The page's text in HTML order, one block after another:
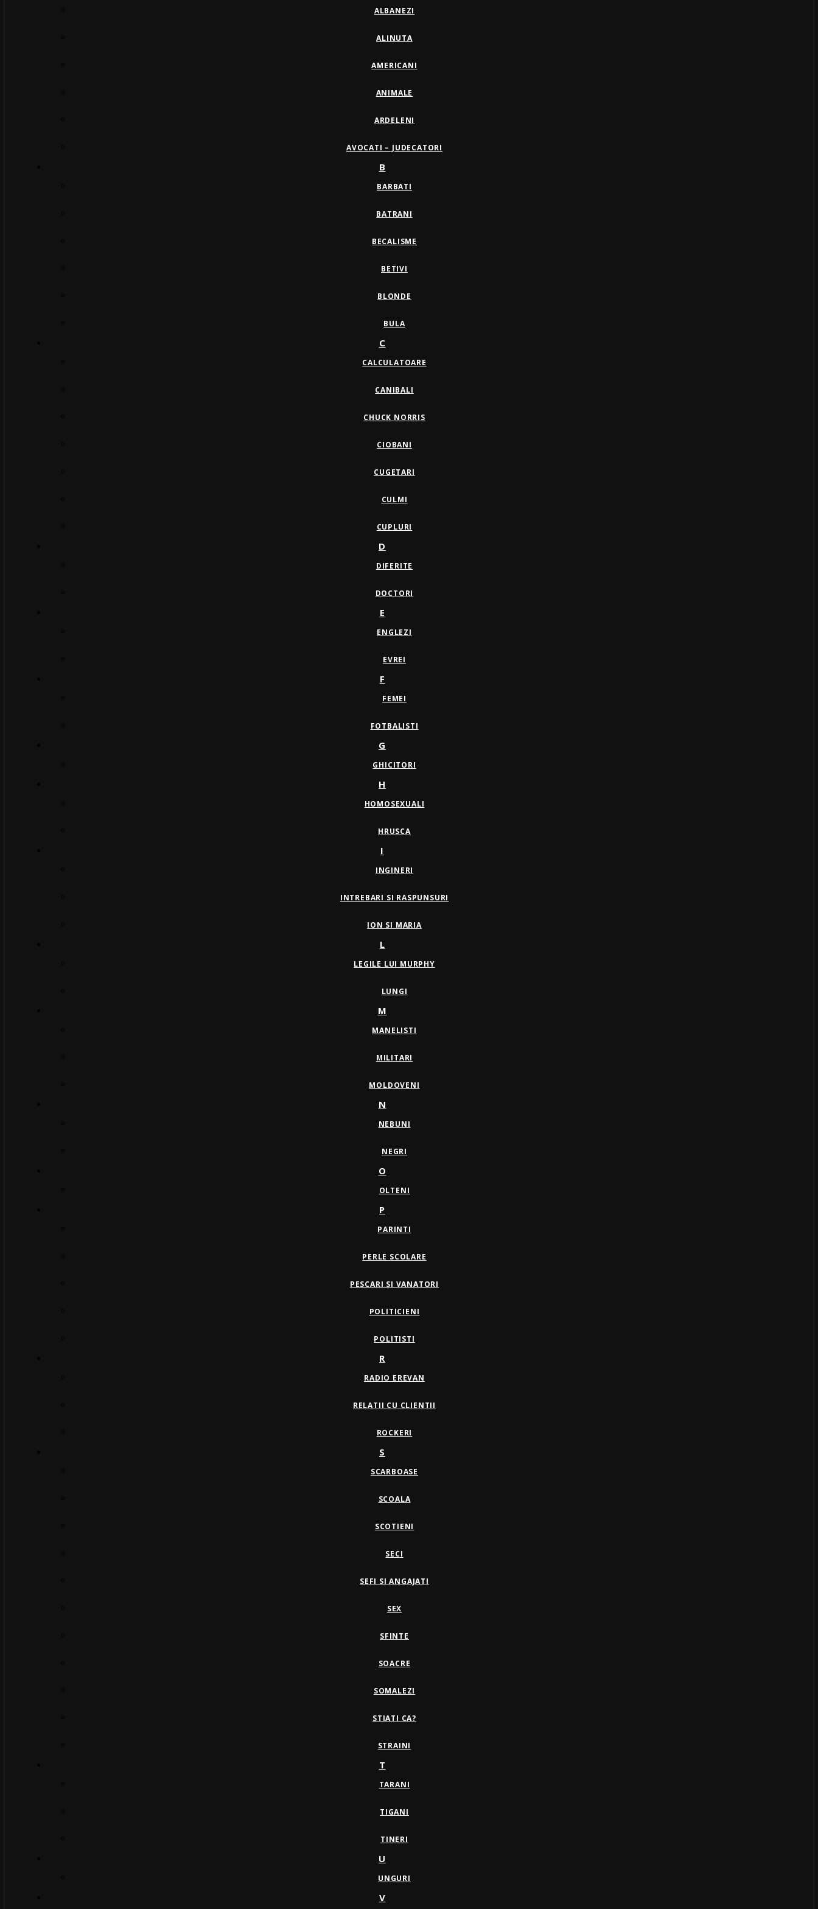
ALBANEZI
ALINUTA
AMERICANI
ANIMALE
ARDELENI
AVOCATI – JUDECATORI
B
BARBATI
BATRANI
BECALISME
BETIVI
BLONDE
BULA
C
CALCULATOARE
CANIBALI
CHUCK NORRIS
CIOBANI
CUGETARI
CULMI
CUPLURI
D
DIFERITE
DOCTORI
E
ENGLEZI
EVREI
F
FEMEI
FOTBALISTI
G
GHICITORI
H
HOMOSEXUALI
HRUSCA
I
INGINERI
INTREBARI SI RASPUNSURI
ION SI MARIA
L
LEGILE LUI MURPHY
LUNGI
M
MANELISTI
MILITARI
MOLDOVENI
N
NEBUNI
NEGRI
O
OLTENI
P
PARINTI
PERLE SCOLARE
PESCARI SI VANATORI
POLITICIENI
POLITISTI
R
RADIO EREVAN
RELATII CU CLIENTII
ROCKERI
S
SCARBOASE
SCOALA
SCOTIENI
SECI
SEFI SI ANGAJATI
SEX
SFINTE
SOACRE
SOMALEZI
STIATI CA?
STRAINI
T
TARANI
TIGANI
TINERI
U
UNGURI
V